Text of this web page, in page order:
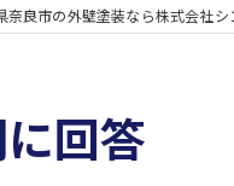
奈良市の外壁塗装なら株式会社
回答